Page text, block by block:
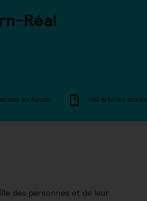
Réal
au forum 130 articles écrits
des personnes et de leur